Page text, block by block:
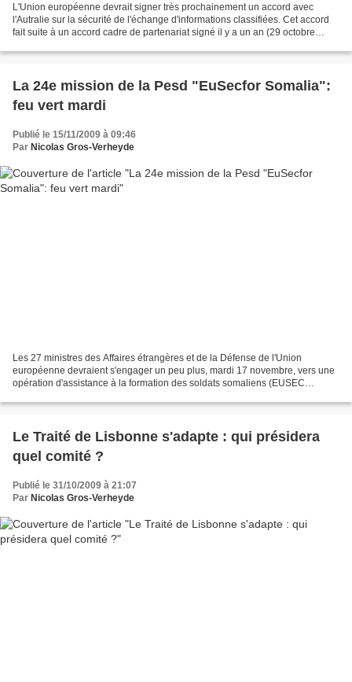
L'Union européenne devrait signer très prochainement un accord avec
l'Autralie sur la sécurité de l'échange d'informations classifiées. Cet accord
fait suite à un accord cadre de partenariat signé il y a un an (29 octobre
La 24e mission de la Pesd "EuSecfor Somalia":
feu vert mardi
Publié le 15/11/2009 à 09:46
Par Nicolas Gros-Verheyde
Les 27 ministres des Affaires étrangères et de la Défense de l'Union
européenne devraient s'engager un peu plus, mardi 17 novembre, vers une
opération d'assistance à la formation des soldats somaliens (EUSEC
Le Traité de Lisbonne s'adapte : qui présidera
quel comité ?
Publié le 31/10/2009 à 21:07
Par Nicolas Gros-Verheyde